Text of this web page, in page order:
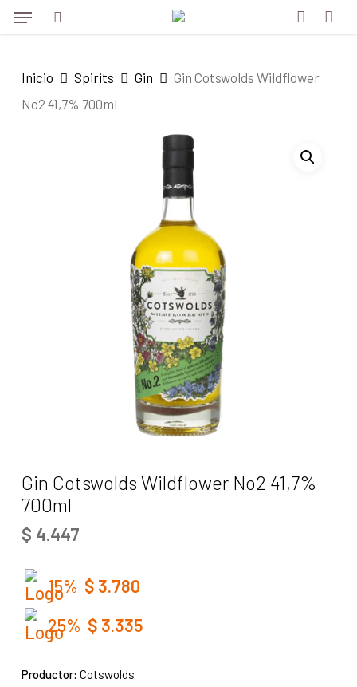
Skip
content
Menu
Inicio Spirits Gin
Gin Cotswolds Wildflower
No2 41,7% 700ml
Gin Cotswolds Wildflower No2 41,7%
700ml
$ 4.447
15% $ 3.780
25% $ 3.335
Productor: Cotswolds
Menu